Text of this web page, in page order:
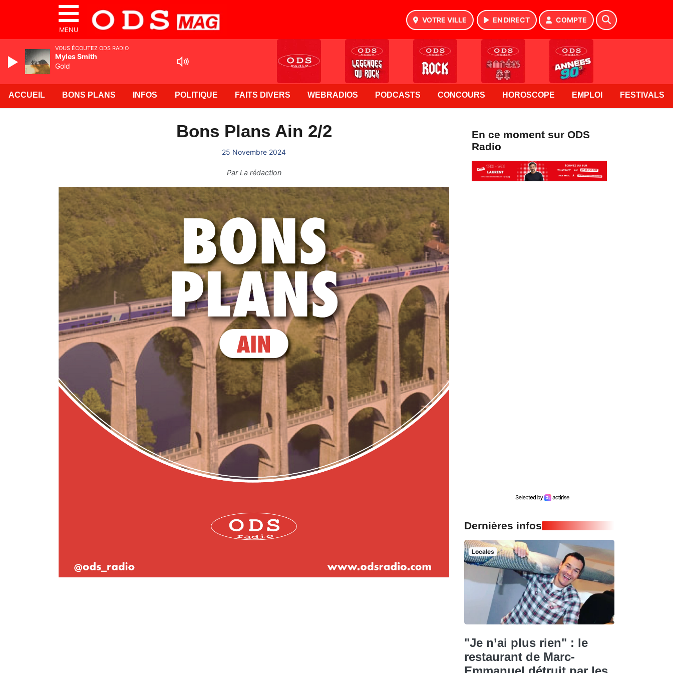
MENU
VOTRE VILLE EN DIRECT COMPTE
ACCUEIL BONS PLANS INFOS POLITIQUE FAITS DIVERS WEBRADIOS PODCASTS CONCOURS HOROSCOPE EMPLOI FESTIVALS
Bons Plans Ain 2/2
25 Novembre 2024
ParLa rédaction
En ce moment sur ODS
Radio
Dernières infos
Locales
"Je n’ai plus rien" : le
restaurant de Marc-
VOUS ÉCOUTEZ ODS RADIO
Myles Smith
Gold